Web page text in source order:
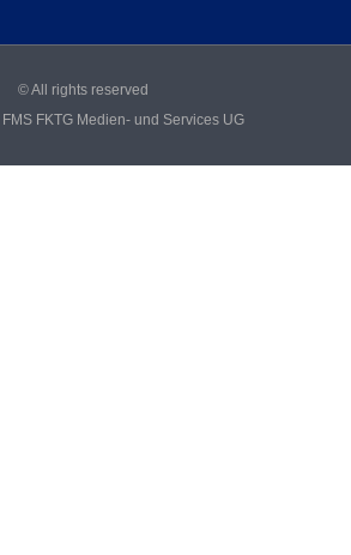
© All rights reserved
FKTG Medien- und Services UG